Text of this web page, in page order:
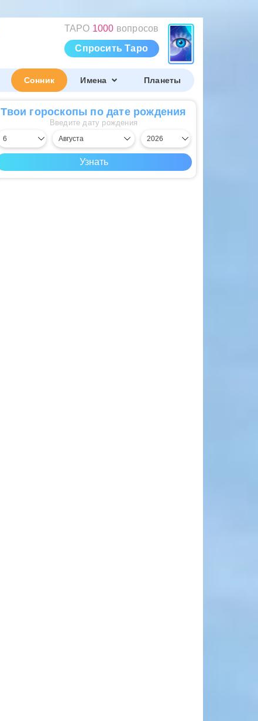
ТАРО 1000 вопросов
Спросить Таро
Сонник Имена Планеты
Твои гороскопы по дате рождения
Введите дату рождения